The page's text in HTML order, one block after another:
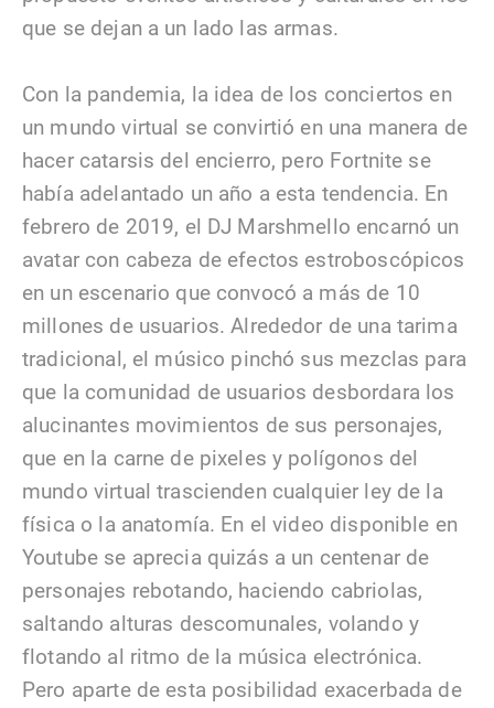
que se dejan a un lado las armas.
Con la pandemia, la idea de los conciertos en
un mundo virtual se convirtió en una manera de
hacer catarsis del encierro, pero Fortnite se
había adelantado un año a esta tendencia. En
febrero de 2019, el DJ Marshmello encarnó un
avatar con cabeza de efectos estroboscópicos
en un escenario que convocó a más de 10
millones de usuarios. Alrededor de una tarima
tradicional, el músico pinchó sus mezclas para
que la comunidad de usuarios desbordara los
alucinantes movimientos de sus personajes,
que en la carne de pixeles y polígonos del
mundo virtual trascienden cualquier ley de la
física o la anatomía. En el video disponible en
Youtube se aprecia quizás a un centenar de
personajes rebotando, haciendo cabriolas,
saltando alturas descomunales, volando y
flotando al ritmo de la música electrónica.
Pero aparte de esta posibilidad exacerbada de